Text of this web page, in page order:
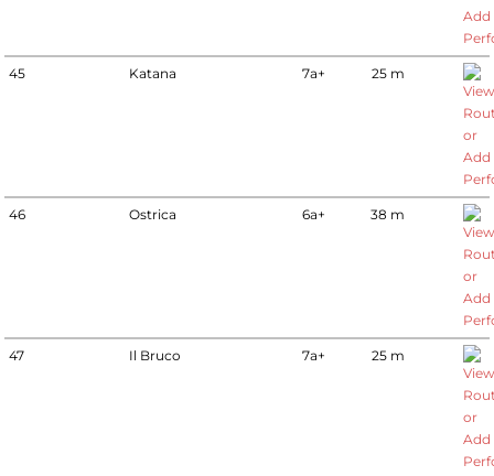
45 Katana 7a+ 25 m
46 Ostrica 6a+ 38 m
47 Il Bruco 7a+ 25 m